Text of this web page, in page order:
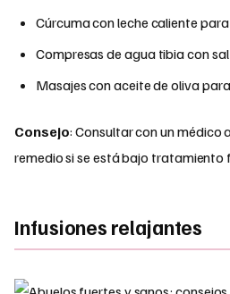
Cúrcuma con leche caliente
Compresas de agua tibia con
Masajes con aceite de oliva
Consejo: Consultar con un médico
remedio si se está bajo tratamiento
Infusiones relajantes